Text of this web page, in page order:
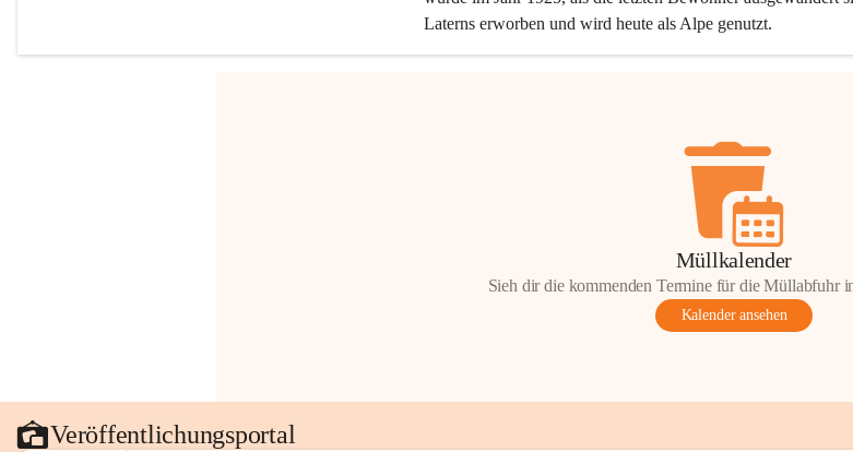
Laterns erworben und wird heute als Alpe genutzt.
Müllkalender
Sieh dir die kommenden Termine für die Müllabfuhr
Kalender ansehen
Veröffentlichungsportal